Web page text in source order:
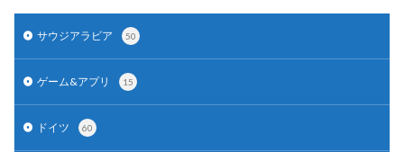
サウジアラビア 50
ゲーム&アプリ 15
ドイツ 60